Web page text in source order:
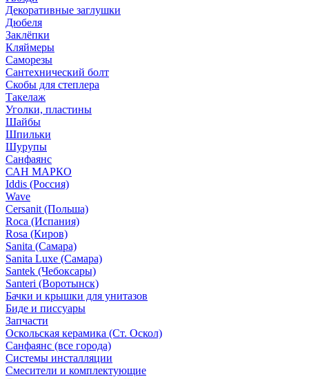
Декоративные заглушки
Дюбеля
Заклёпки
Кляймеры
Саморезы
Сантехнический болт
Скобы для степлера
Такелаж
Уголки, пластины
Шайбы
Шпильки
Шурупы
Санфаянс
САН МАРКО
Iddis (Россия)
Wave
Cersanit (Польша)
Roca (Испания)
Rosa (Киров)
Sanita (Самара)
Sanita Luxe (Самара)
Santek (Чебоксары)
Santeri (Воротынск)
Бачки и крышки для унитазов
Биде и писсуары
Запчасти
Оскольская керамика (Ст. Оскол)
Санфаянс (все города)
Системы инсталляции
Смесители и комплектующие